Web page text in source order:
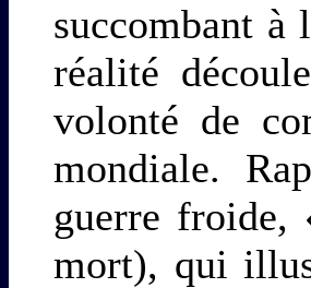
succombant
réalité
volonté de
mondiale.
guerre froide,
mort), qui